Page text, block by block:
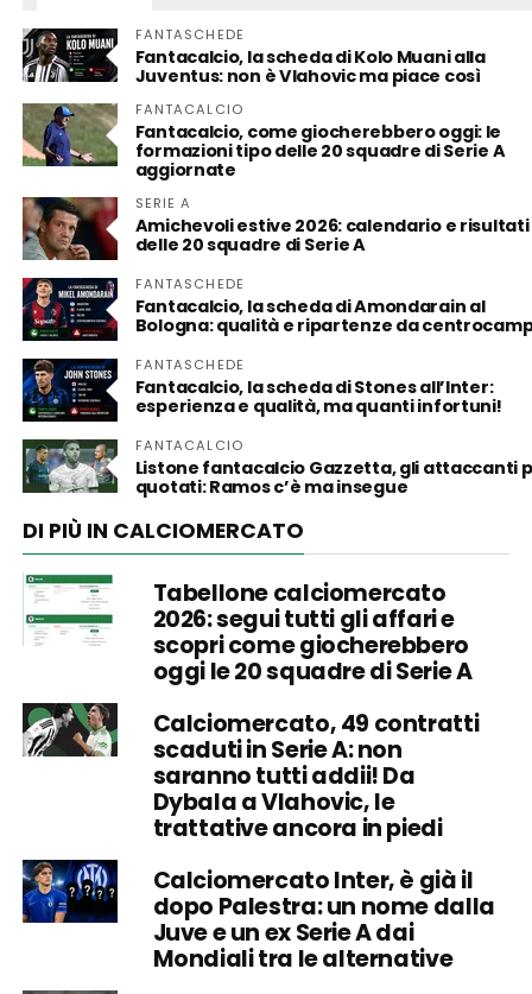
FANTASCHEDE
Fantacalcio, la scheda di Kolo Muani alla
Juventus: non è Vlahovic ma piace così
FANTACALCIO
Fantacalcio, come giocherebbero oggi: le
formazioni tipo delle 20 squadre di Serie A
aggiornate
SERIE A
Amichevoli estive 2026: calendario e risultati
delle 20 squadre di Serie A
FANTASCHEDE
Fantacalcio, la scheda di Amondarain al
Bologna: qualità e ripartenze da
FANTASCHEDE
Fantacalcio, la scheda di Stones all’Inter:
esperienza e qualità, ma quanti infortuni!
FANTACALCIO
Listone fantacalcio Gazzetta, gli attaccanti
quotati: Ramos c’è ma insegue
DI PIÙ IN CALCIOMERCATO
Tabellone calciomercato
2026: segui tutti gli affari e
scopri come giocherebbero
oggi le 20 squadre di Serie A
Calciomercato, 49 contratti
scaduti in Serie A: non
saranno tutti addii! Da
Dybala a Vlahovic, le
trattative ancora in piedi
Calciomercato Inter, è già il
dopo Palestra: un nome dalla
Juve e un ex Serie A dai
Mondiali tra le alternative